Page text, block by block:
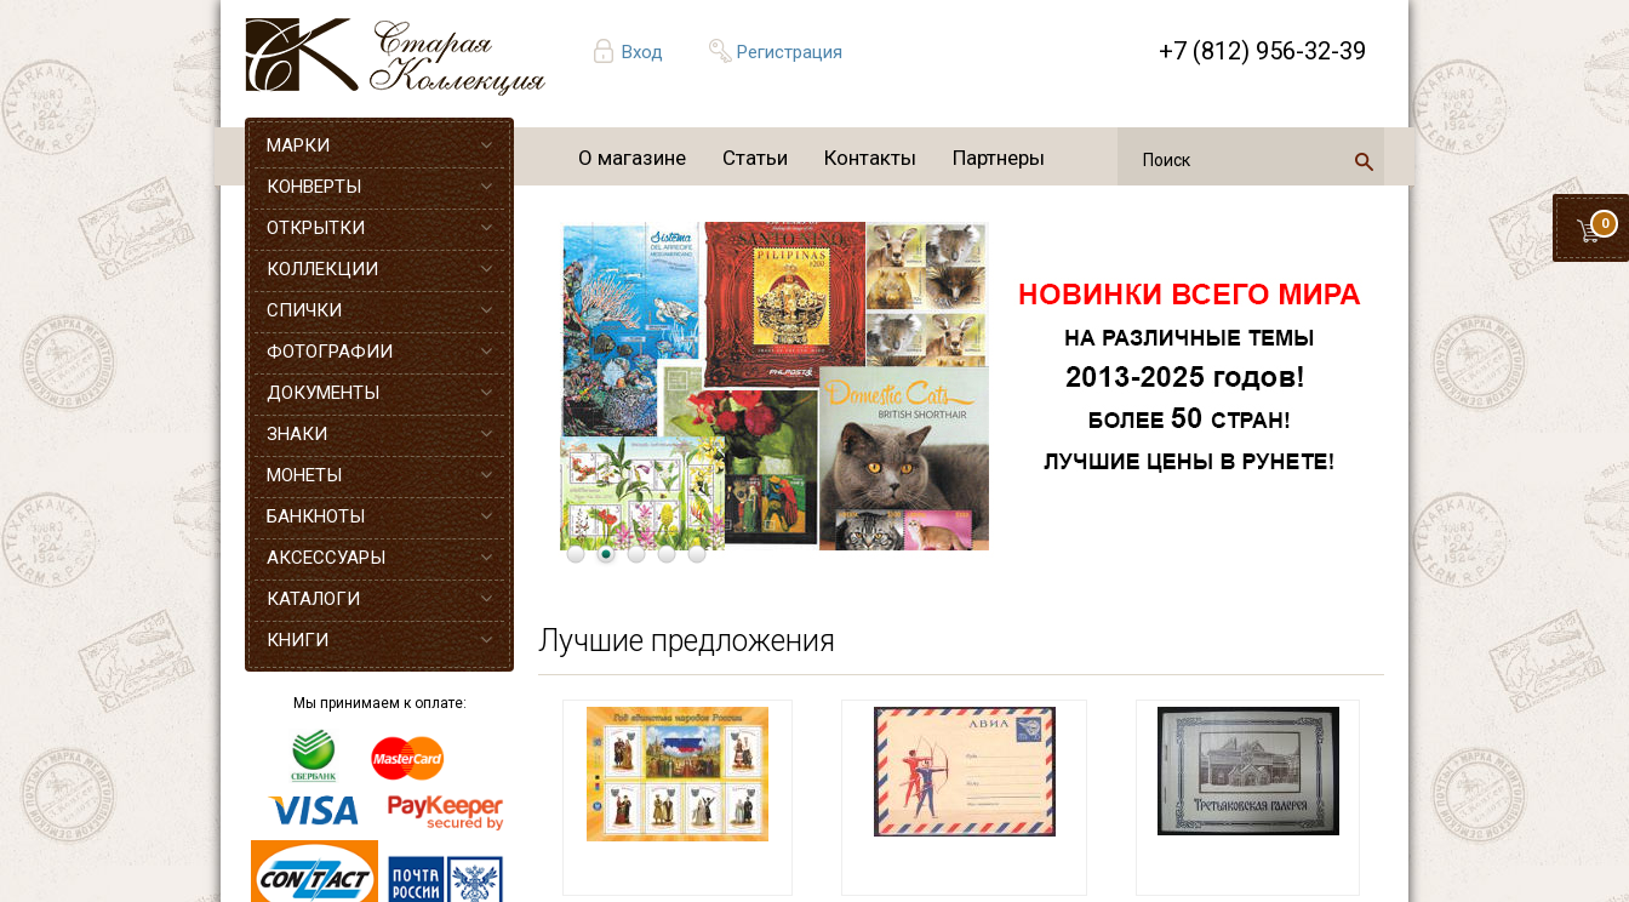
Вход Регистрация +7 (812) 956-32-39
0
О магазине Статьи Контакты Партнеры
МАРКИ
КОНВЕРТЫ
ОТКРЫТКИ
КОЛЛЕКЦИИ
СПИЧКИ
ФОТОГРАФИИ
ДОКУМЕНТЫ
ЗНАКИ
МОНЕТЫ
БАНКНОТЫ
АКСЕССУАРЫ
КАТАЛОГИ
КНИГИ
Мы принимаем к оплате:
Лучшие предложения